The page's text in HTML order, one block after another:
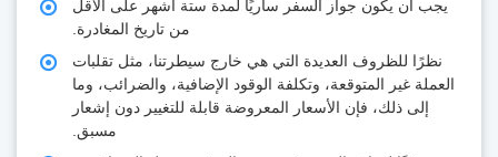
أن يكون جواز السفر ساريًا لمدة ستة أشهر على الأقل
من تاريخ المغادرة.
نظرًا للظروف العديدة التي هي خارج سيطرتنا، مثل تقلبات
غير المتوقعة، وتكلفة الوقود الإضافية، والضرائب، وما
إلى ذلك، فإن الأسعار المعروضة قابلة للتغيير دون إشعار